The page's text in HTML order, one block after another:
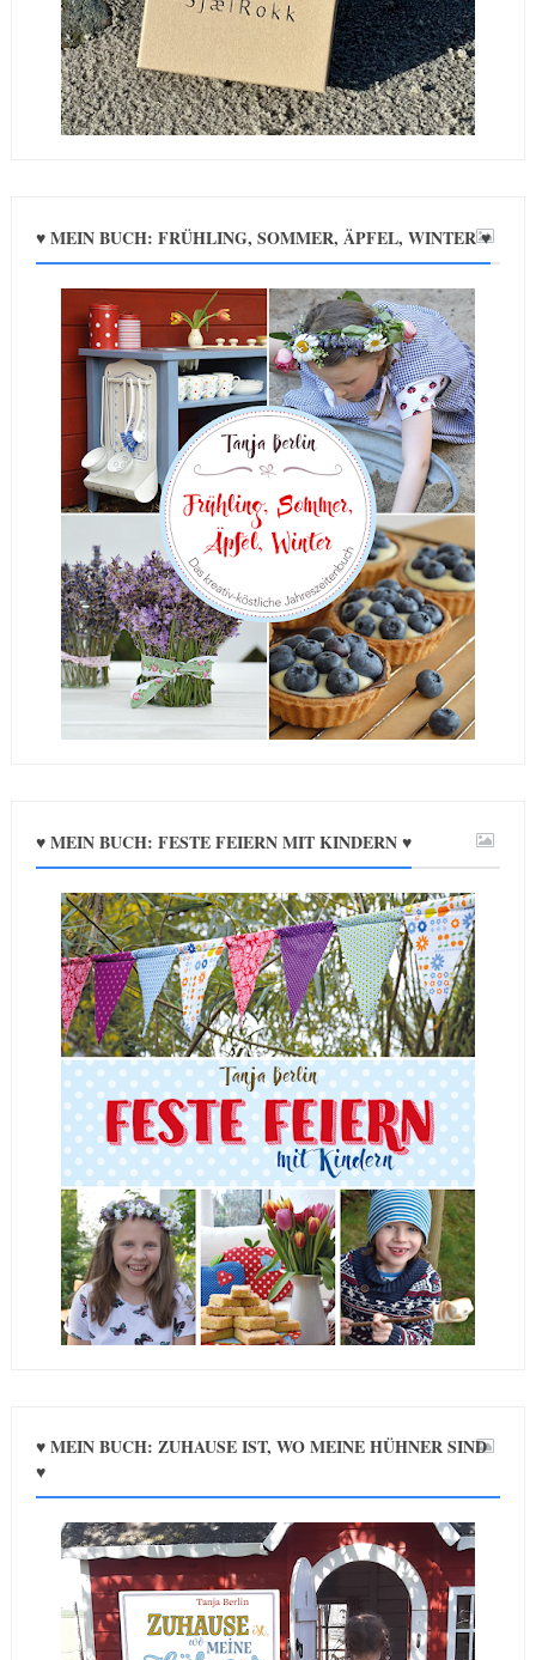
♥ MEIN BUCH: FRÜHLING, SOMMER, ÄPFEL, WINTER ♥
♥ MEIN BUCH: FESTE FEIERN MIT KINDERN ♥
♥ MEIN BUCH: ZUHAUSE IST, WO MEINE HÜHNER SIND
♥